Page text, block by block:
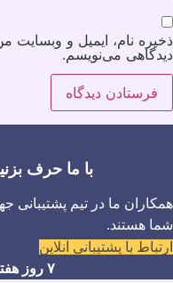
ذخیره نام، ایمیل و وبسایت
دیدگاهی می‌نویسم.
با ما حرف
همکاران ما در تیم
شما هستند.
ارتباط با پشتیبانی آنلاین
۷ روز هفته × ۲۴ ساعت روز